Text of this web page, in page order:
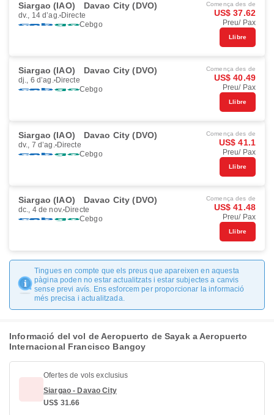
Siargao (IAO) Davao City (DVO)
dv., 14 d’ag. Directe
Cebgo
Comença des de
US$ 37.62
Preu/ Pax
Llibre
Siargao (IAO) Davao City (DVO)
dj., 6 d’ag. Directe
Cebgo
Comença des de
US$ 40.49
Preu/ Pax
Llibre
Siargao (IAO) Davao City (DVO)
dv., 7 d’ag. Directe
Cebgo
Comença des de
US$ 41.1
Preu/ Pax
Llibre
Siargao (IAO) Davao City (DVO)
dc., 4 de nov. Directe
Cebgo
Comença des de
US$ 41.48
Preu/ Pax
Llibre
Tingues en compte que els preus que apareixen en aquesta
pàgina poden no estar actualitzats i estar subjectes a canvis
sense previ avís. Ens esforcem per proporcionar la informació
més precisa i actualitzada.
Informació del vol de Aeropuerto de Sayak a Aeropuerto
Internacional Francisco Bangoy
Ofertes de vols exclusius
Siargao - Davao City
US$ 31.66